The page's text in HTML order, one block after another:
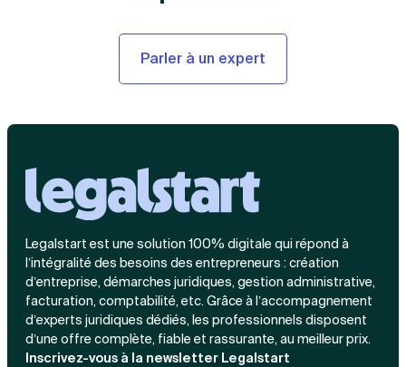
Parler à un expert
Legalstart est une solution 100% digitale qui répond à
l’intégralité des besoins des entrepreneurs : création
d’entreprise, démarches juridiques, gestion administrative,
facturation, comptabilité, etc. Grâce à l’accompagnement
d’experts juridiques dédiés, les professionnels disposent
d’une offre complète, fiable et rassurante, au meilleur prix.
Inscrivez-vous à la newsletter Legalstart